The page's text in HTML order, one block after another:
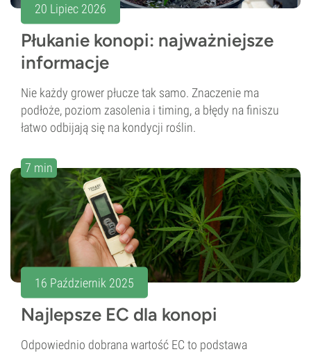
20 Lipiec 2026
Płukanie konopi: najważniejsze
informacje
Nie każdy grower płucze tak samo. Znaczenie ma
podłoże, poziom zasolenia i timing, a błędy na finiszu
łatwo odbijają się na kondycji roślin.
7 min
16 Październik 2025
Najlepsze EC dla konopi
Odpowiednio dobrana wartość EC to podstawa